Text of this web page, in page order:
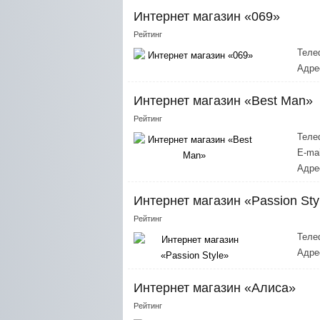
Интернет магазин «069»
Рейтинг
Интернет магазин «Best Man»
Рейтинг
E-
Интернет магазин «Passion
Рейтинг
Интернет магазин «Алиса»
Рейтинг